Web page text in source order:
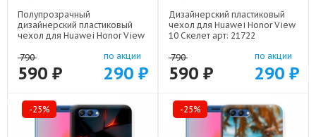
Полупрозрачный
дизайнерский пластиковый
чехол для Huawei Honor View
790
590 ₽
по акции
290 ₽
Дизайнерский пластиковый
чехол для Huawei Honor View
10 Скелет арт: 21722
790
590 ₽
по акции
290 ₽
-25% -25%